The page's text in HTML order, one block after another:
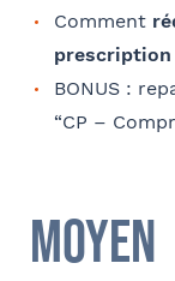
Comment
prescription
BONUS :
“CP –
Moyen
E-mail
OPCO
Je